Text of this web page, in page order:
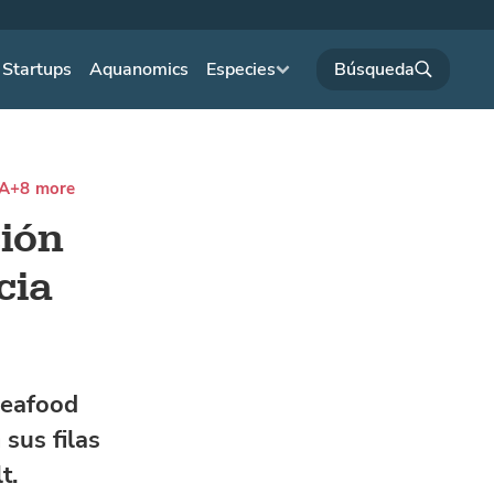
Startups Aquanomics Especies
+8 more
filas